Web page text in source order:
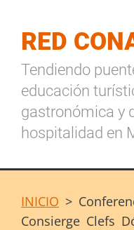
RED
Tendiendo
educación
gastronómica y
hospitalidad en
INICIO >
Consierge Clefs